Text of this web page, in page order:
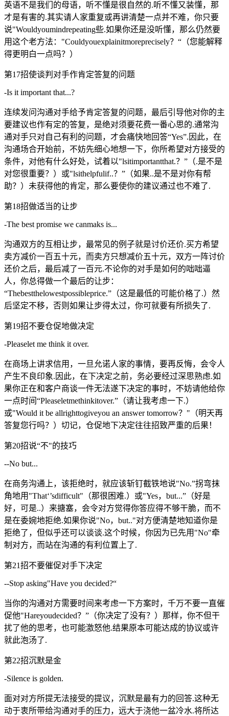
英语不是我们的母语，听不懂是很自然的.听不懂又装懂，那
才是有害的.其实请人家重复或再讲清楚一点并不难，你只要
说"Wouldyoumindrepeating些.如果你还是没听懂，那么仍然要
用这个老方法："Couldyouexplainitmoreprecisely？“（您能解释
得更明白一点吗？）
第17招使谈判对手作肯定答复的问题
-Is it important that...?
连续发问沟通对手给予肯定答复的问题，最后引导他对你的主
要建议也作有定的答复，是绝对须要花费一番心思的.通常沟
通对手只对自己有利的问题，才会痛快地回答“Yes”.因此，在
沟通场合开始前，不妨先细心地想一下，你所希望对方接受的
条件，对他有什么好处，试着以"lsitimportantthat.？”（.是不是
对您很重要？）或"lsithelpfulif..？”（如果..是不是对你有帮
助？）未获得他的肯定，那么要使你的建议通过也不难了.
第18招做适当的让步
-The best promise we canmaks is...
沟通双方的互相让步，最常见的例子就是讨价还价.买方希望
卖方减价一百五十元，而卖方只想减价五十元，双方一阵讨价
还价之后，最后减了一百元.不论你的对手是如何的咄咄逼
人，你总得做一个最后的让步：
“Thebestthelowestpossibleprice.”（这是最低的可能价格了.）然
后坚定不移，否则如果让步得太过，你可就要有所损失了.
第19招不要仓促地做决定
-Pleaselet me think it over.
在商场上讲求信用，一旦允诺人家的事情，要再反悔，会令人
产生不良印象.因此，在下决定之前，务必要经过深思熟虑.如
果你正在和客户商谈一件无法遂下决定的事时，不妨请他给你
一点时间“Pleaseletmethinkitover.”（请让我考虑一下.）
或"Would it be allrighttogiveyou an answer tomorrow？"（明天再
答复您行吗？）切记，仓促地下决定往往招致严重的后果！
第20招说“不"的技巧
--No but...
在商务沟通上，该拒绝时，就应该斩钉截铁地说"No.”拐弯抹
角地用"That‘’sdifficult"（那很困难.）或"Yes，but...”（好是
好，可是..）来搪塞，会令对方觉得你答应得不够干脆，而不
是在委婉地拒绝.如果你说"No，but.."对方便清楚地知道你是
拒绝了，但似乎还可以谈谈.这个时候，你因为已先用"No"牵
制对方，而站在沟通的有利位置上了.
第21招不要催促对手下决定
--Stop asking"Have you decided?“
当你的沟通对方需要时间来考虑一下方案时，千万不要一直催
促他"Hareyoudecided？”（你决定了没有？）那样，你不但干
扰了他的思考，也可能激怒他.结果原本可能达成的协议或许
就此泡汤了.
第22招沉默是金
-Silence is golden.
面对对方所提无法接受的提议，沉默是最有力的回答.这种无
动于衷所带给沟通对手的压力，远大于浇他一盆冷水.将所达